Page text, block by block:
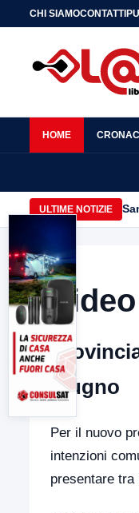
CHI SIAMOCONTATTI
HOME
ULTIME NOTIZIE
Video
giugno
Per il nuovo
intenzioni
presentare tra